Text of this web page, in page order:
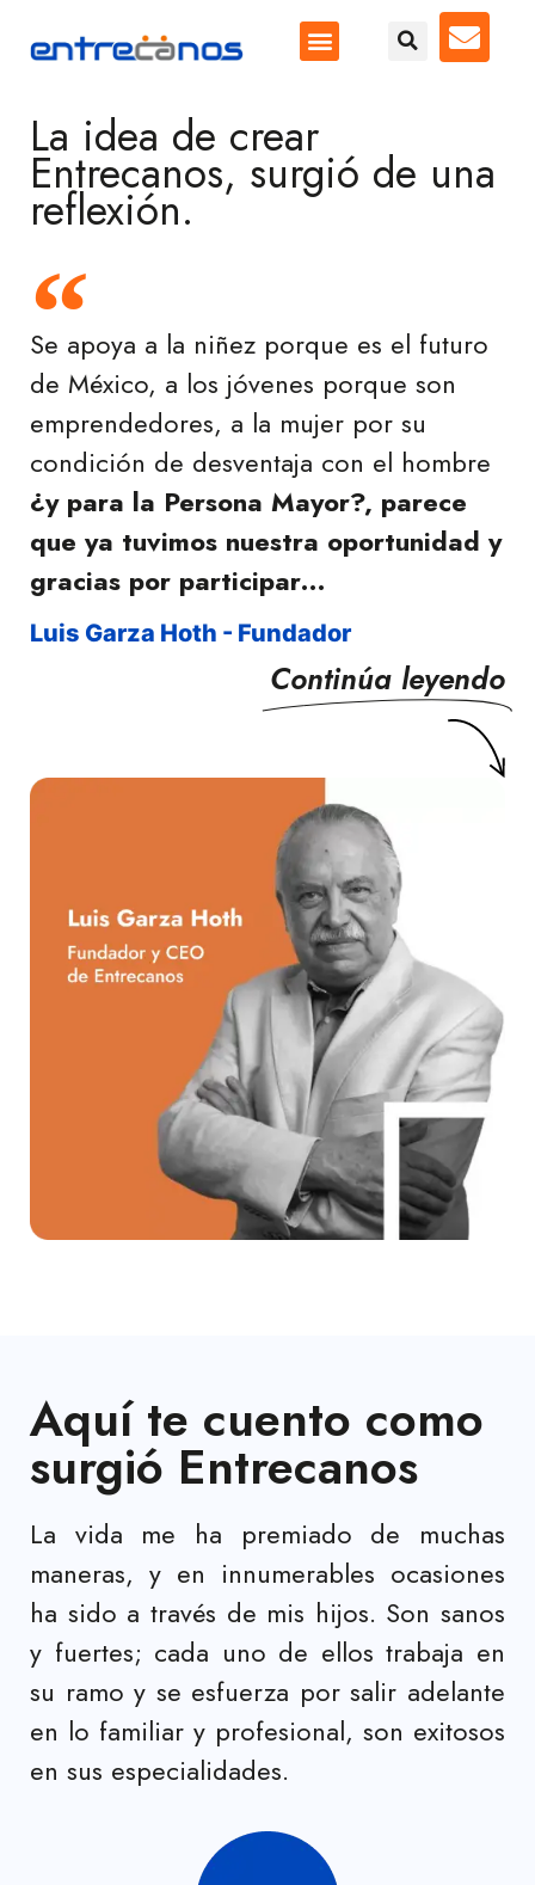
La idea de crear
Entrecanos, surgió de una
reflexión.
Se apoya a la niñez porque es el futuro
de México, a los jóvenes porque son
emprendedores, a la mujer por su
condición de desventaja con el hombre
¿y para la Persona Mayor?, parece
que ya tuvimos nuestra oportunidad y
gracias por participar…
Luis Garza Hoth - Fundador
Continúa leyendo
Aquí te cuento como
surgió Entrecanos
La vida me ha premiado de muchas
maneras, y en innumerables ocasiones
ha sido a través de mis hijos. Son sanos
y fuertes; cada uno de ellos trabaja en
su ramo y se esfuerza por salir adelante
en lo familiar y profesional, son exitosos
en sus especialidades.